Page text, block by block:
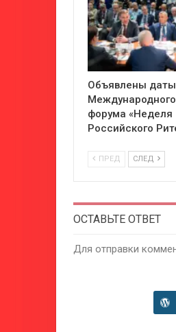
Объявлены даты
форума «Неделя
Российского
ПРЕД СЛЕД
ОСТАВЬТЕ ОТВЕТ
Для отправки